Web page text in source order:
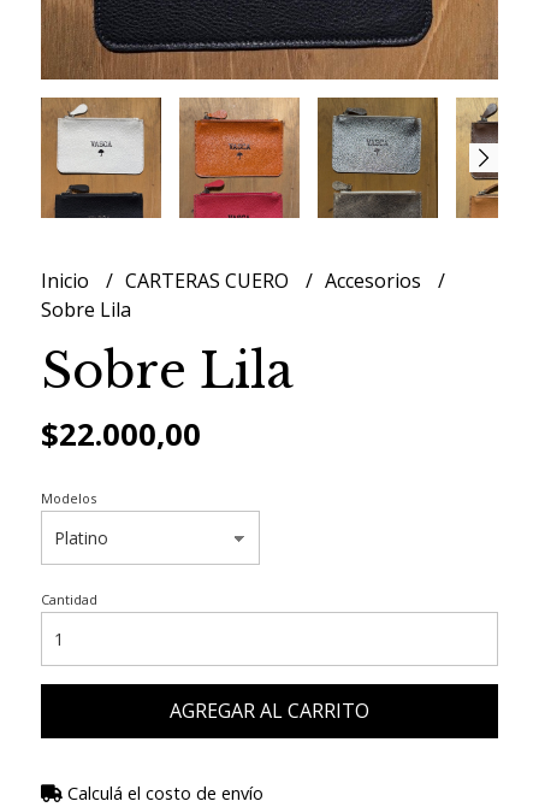
Inicio CARTERAS CUERO
Accesorios
Sobre Lila
Sobre Lila
$22.000,00
Modelos
Cantidad
AGREGAR AL CARRITO
Calculá el costo de envío